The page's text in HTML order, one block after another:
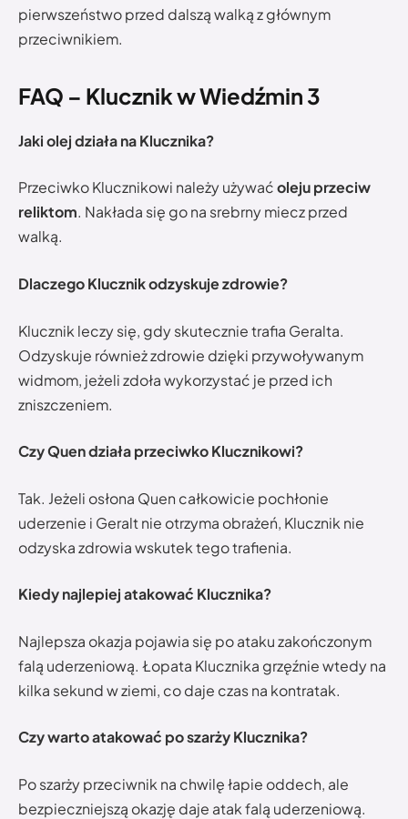
pierwszeństwo przed dalszą walką z głównym
przeciwnikiem.
FAQ – Klucznik w Wiedźmin 3
Jaki olej działa na Klucznika?
Przeciwko Klucznikowi należy używaćoleju przeciw
reliktom. Nakłada się go na srebrny miecz przed
walką.
Dlaczego Klucznik odzyskuje zdrowie?
Klucznik leczy się, gdy skutecznie trafia Geralta.
Odzyskuje również zdrowie dzięki przywoływanym
widmom, jeżeli zdoła wykorzystać je przed ich
zniszczeniem.
Czy Quen działa przeciwko Klucznikowi?
Tak. Jeżeli osłona Quen całkowicie pochłonie
uderzenie i Geralt nie otrzyma obrażeń, Klucznik nie
odzyska zdrowia wskutek tego trafienia.
Kiedy najlepiej atakować Klucznika?
Najlepsza okazja pojawia się po ataku zakończonym
falą uderzeniową. Łopata Klucznika grzęźnie wtedy na
kilka sekund w ziemi, co daje czas na kontratak.
Czy warto atakować po szarży Klucznika?
Po szarży przeciwnik na chwilę łapie oddech, ale
bezpieczniejszą okazję daje atak falą uderzeniową.